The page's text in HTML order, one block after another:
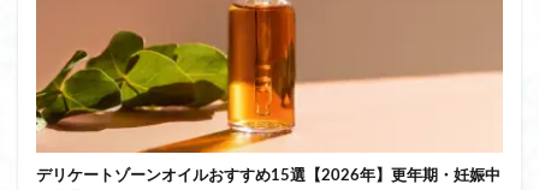
デリケートゾーンオイルおすすめ15選【2026年】更年期・妊娠中